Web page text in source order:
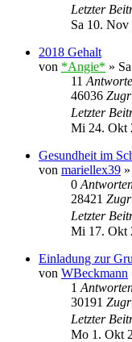
Letzter
Sa 10. Nov
2018 Gehalt
von *Angie* »
11
46036
Letzter
Mi 24. Okt
Gesundheit im
von mariellex39 »
0
28421
Letzter
Mi 17. Okt
Einladung zur
von WBeckmann
1
30191
Letzter
Mo 1. Okt